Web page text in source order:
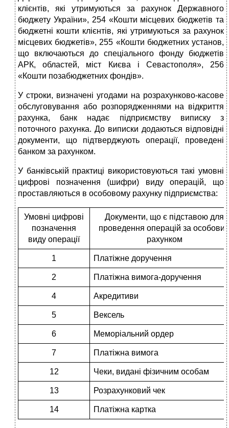
клієнтів, які утримуються за рахунок Державного
бюджету України», 254 «Кошти місцевих бюджетів та
бюджетні кошти клієнтів, які утримуються за рахунок
місцевих бюджетів», 255 «Кошти бюджетних установ,
що включаються до спеціального фонду бюджетів
АРК, областей, міст Києва і Севастополя», 256
«Кошти позабюджетних фондів».
У строки, визначені угодами на розрахунково-касове
обслуговування або розпорядженнями на відкриття
рахунка, банк надає підприємству виписку з
поточного рахунка. До виписки додаються відповідні
документи, що підтверджують операції, проведені
банком за рахунком.
У банківській практиці використовуються такі умовні
цифрові позначення (шифри) виду операцій, що
проставляються в особо­вому рахунку підприємства:
Умовні цифрові
позначення
виду операції
Документи, що є підставою для
проведення операцій за
рахунком
1 Платіжне доручення
2 Платіжна вимога-доручення
4 Акредитиви
5 Вексель
6 Меморіальний ордер
7 Платіжна вимога
12 Чеки, видані фізичним особам
13 Розрахунковий чек
14 Платіжна картка